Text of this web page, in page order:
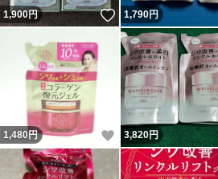
1,900円 いいね！
1,790円
1,480 円 いいね！
3,820円